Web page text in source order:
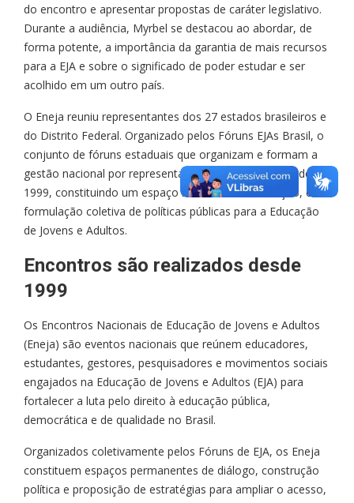
do encontro e apresentar propostas de caráter legislativo.
Durante a audiência, Myrbel se destacou ao abordar, de
forma potente, a importância da garantia de mais recursos
para a EJA e sobre o significado de poder estudar e ser
acolhido em um outro país.
O Eneja reuniu representantes dos 27 estados brasileiros e
do Distrito Federal. Organizado pelos Fóruns EJAs Brasil, o
conjunto de fóruns estaduais que organizam e formam a
gestão nacional por representação, o evento ocorre desde
1999, constituindo um espaço nacional de articulação, e
formulação coletiva de políticas públicas para a Educação
de Jovens e Adultos.
Encontros são realizados desde
1999
Os Encontros Nacionais de Educação de Jovens e Adultos
(Eneja) são eventos nacionais que reúnem educadores,
estudantes, gestores, pesquisadores e movimentos sociais
engajados na Educação de Jovens e Adultos (EJA) para
fortalecer a luta pelo direito à educação pública,
democrática e de qualidade no Brasil.
Organizados coletivamente pelos Fóruns de EJA, os Eneja
constituem espaços permanentes de diálogo, construção
política e proposição de estratégias para ampliar o acesso,